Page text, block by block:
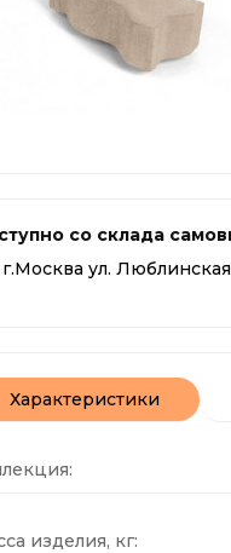
со склада
г.Москва ул.
Характеристики
изделия, кг: